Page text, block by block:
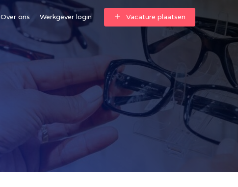
Over ons Werkgever login Vacature plaatsen